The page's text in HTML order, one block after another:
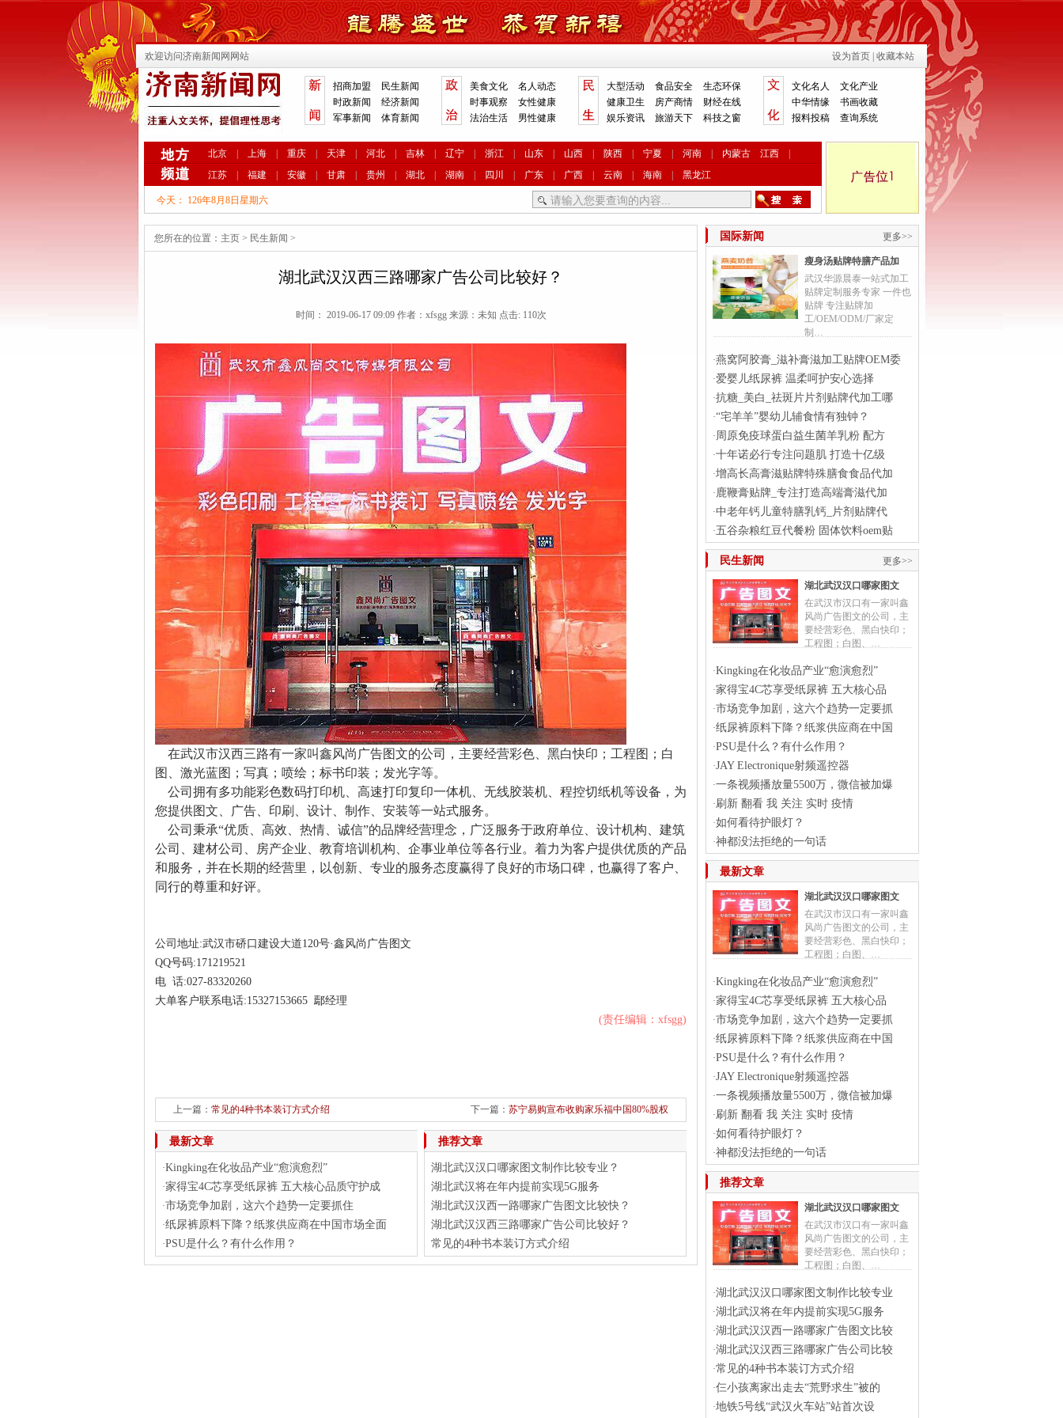
欢迎访问济南新闻网网站 设为首页 收藏本站
招商加盟
民生新闻
时政新闻
经济新闻
军事新闻
体育新闻
美食文化
名人动态
时事观察
女性健康
法治生活
男性健康
大型活动 食品安全
生态环保
健康卫生
房产商情
财经在线
娱乐资讯
旅游天下 科技之窗
文化名人
文化产业
中华情缘
书画收藏
报料投稿
查询系统
北京 上海 重庆 天津 河北 吉林 辽宁 浙江 山东 山西 陕西 宁夏 河南 内蒙古 江西
江苏
福建 安徽 甘肃 贵州 湖北 湖南 四川 广东 广西 云南 海南 黑龙江
今天： 126年8月8日星期六
您所在的位置： 主页 > 民生新闻 >
湖北武汉汉西三路哪家广告公司比较好？
时间： 2019-06-17 09:09 作者：xfsgg 来源：未知 点击: 110次
在武汉市汉西三路有一家叫鑫风尚广告图文的公司，主要经营彩色、黑白快印；工程图；白
图、激光蓝图；写真；喷绘；标书印装；发光字等。
公司拥有多功能彩色数码打印机、高速打印复印一体机、无线胶装机、程控切纸机等设备，为
您提供图文、广告、印刷、设计、制作、安装等一站式服务。
公司秉承“优质、高效、热情、诚信”的品牌经营理念，广泛服务于政府单位、设计机构、建筑
公司、建材公司、房产企业、教育培训机构、企事业单位等各行业。着力为客户提供优质的产品
和服务，并在长期的经营里，以创新、专业的服务态度赢得了良好的市场口碑，也赢得了客户、
同行的尊重和好评。
公司地址:武汉市硚口建设大道120号·鑫风尚广告图文
QQ号码:171219521
电 话:027-83320260
大单客户联系电话:15327153665 鄢经理
(责任编辑：xfsgg)
上一篇： 常见的4种书本装订方式介绍 下一篇： 苏宁易购宣布收购家乐福中国80%股权
最新文章
·Kingking在化妆品产业“愈演愈烈”
·家得宝4C芯享受纸尿裤 五大核心品质守护成
·市场竞争加剧，这六个趋势一定要抓住
·纸尿裤原料下降？纸浆供应商在中国市场全面
·PSU是什么？有什么作用？
推荐文章
湖北武汉汉口哪家图文制作比较专业？
湖北武汉将在年内提前实现5G服务
湖北武汉汉西一路哪家广告图文比较快？
湖北武汉汉西三路哪家广告公司比较好？
常见的4种书本装订方式介绍
国际新闻 更多>>
瘦身汤贴牌特膳产品加
武汉华源晨泰一站式加工
贴牌定制服务专家 一件也
贴牌 专注贴牌加
工/OEM/ODM/厂家定
制…
·燕窝阿胶膏_滋补膏滋加工贴牌OEM委
·爱婴儿纸尿裤 温柔呵护安心选择
·抗糖_美白_祛斑片片剂贴牌代加工哪
·“宅羊羊”婴幼儿辅食情有独钟？
·周原免疫球蛋白益生菌羊乳粉 配方
·十年诺必行专注问题肌 打造十亿级
·增高长高膏滋贴牌特殊膳食食品代加
·鹿鞭膏贴牌_专注打造高端膏滋代加
·中老年钙儿童特膳乳钙_片剂贴牌代
·五谷杂粮红豆代餐粉 固体饮料oem贴
民生新闻 更多>>
湖北武汉汉口哪家图文
在武汉市汉口有一家叫鑫
风尚广告图文的公司，主
要经营彩色、黑白快印；
工程图；白图、…
·Kingking在化妆品产业“愈演愈烈”
·家得宝4C芯享受纸尿裤 五大核心品
·市场竞争加剧，这六个趋势一定要抓
·纸尿裤原料下降？纸浆供应商在中国
·PSU是什么？有什么作用？
·JAY Electronique射频遥控器
·一条视频播放量5500万，微信被加爆
·刷新 翻看 我 关注 实时 疫情
·如何看待护眼灯？
·神都没法拒绝的一句话
最新文章
湖北武汉汉口哪家图文
在武汉市汉口有一家叫鑫
风尚广告图文的公司，主
要经营彩色、黑白快印；
工程图；白图、…
·Kingking在化妆品产业“愈演愈烈”
·家得宝4C芯享受纸尿裤 五大核心品
·市场竞争加剧，这六个趋势一定要抓
·纸尿裤原料下降？纸浆供应商在中国
·PSU是什么？有什么作用？
·JAY Electronique射频遥控器
·一条视频播放量5500万，微信被加爆
·刷新 翻看 我 关注 实时 疫情
·如何看待护眼灯？
·神都没法拒绝的一句话
推荐文章
湖北武汉汉口哪家图文
在武汉市汉口有一家叫鑫
风尚广告图文的公司，主
要经营彩色、黑白快印；
工程图；白图、…
·湖北武汉汉口哪家图文制作比较专业
·湖北武汉将在年内提前实现5G服务
·湖北武汉汉西一路哪家广告图文比较
·湖北武汉汉西三路哪家广告公司比较
·常见的4种书本装订方式介绍
·仨小孩离家出走去“荒野求生”被的
·地铁5号线“武汉火车站”站首次设